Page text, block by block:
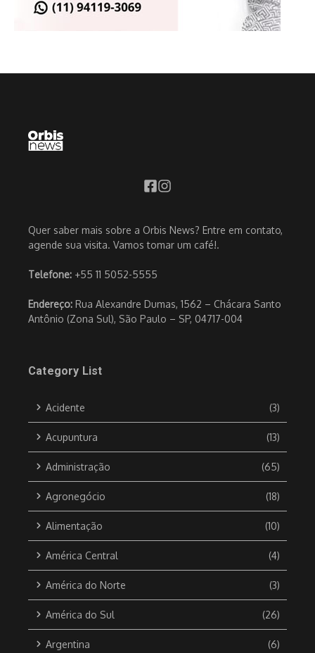
Quer saber mais sobre a Orbis News? Entre em contato,
agende sua visita. Vamos tomar um café!.
Telefone: +55 11 5052-5555
Endereço: Rua Alexandre Dumas, 1562 – Chácara Santo
Antônio (Zona Sul), São Paulo – SP, 04717-004
Category List
Acidente (3)
Acupuntura (13)
Administração (65)
Agronegócio (18)
Alimentação (10)
América Central (4)
América do Norte (3)
América do Sul (26)
Argentina (6)